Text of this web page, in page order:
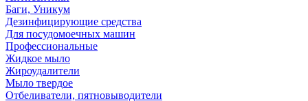
Баги, Уникум
Дезинфицирующие средства
Для посудомоечных машин
Профессиональные
Жидкое мыло
Жироудалители
Мыло твердое
Отбеливатели, пятновыводители